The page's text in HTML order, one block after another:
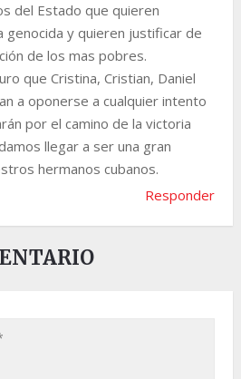
del Estado que quieren
genocida y quieren justificar de
de los mas pobres.
que Cristina, Cristian, Daniel
a oponerse a cualquier intento
por el camino de la victoria
llegar a ser una gran
hermanos cubanos.
Responder